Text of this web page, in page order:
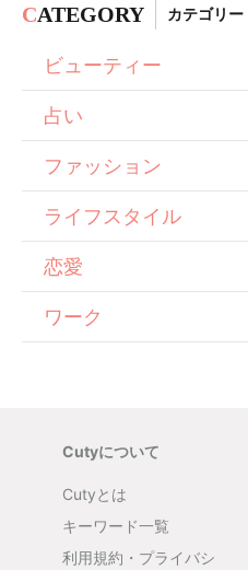
CATEGORY カテゴリー
ビューティー
占い
ファッション
ライフスタイル
恋愛
ワーク
Cutyについて
Cutyとは
キーワード一覧
利用規約・プライバシ